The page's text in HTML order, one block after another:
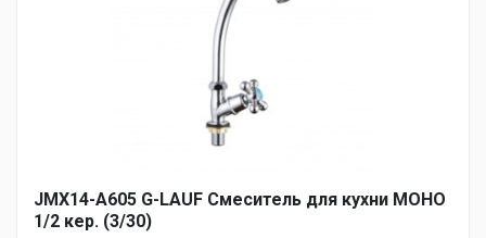
JMX14-A605 G-LAUF Смеситель для кухни МОНО
1/2 кер. (3/30)